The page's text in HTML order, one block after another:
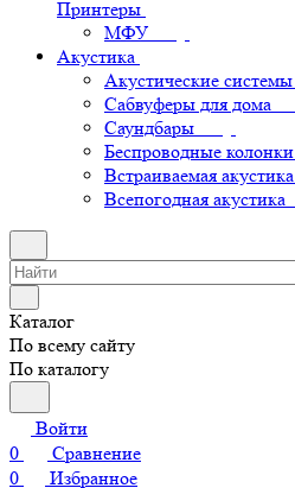
Принтеры
МФУ
Акустика
Акустические системы
Сабвуферы для дома
Саундбары
Беспроводные колонки
Встраиваемая акустика
Всепогодная акустика
Каталог
По всему сайту
По каталогу
Войти
0
Сравнение
0
Избранное